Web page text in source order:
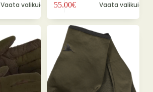
Vaata valikuid 55.00€ Vaata valikuid
tootel
on
mitu
Valikuid
tootelehel.